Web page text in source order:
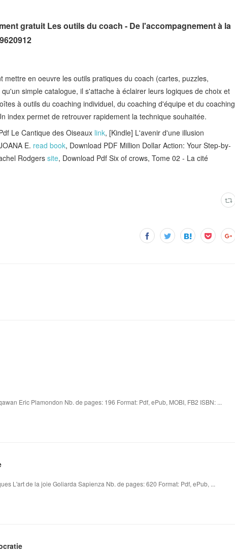
gratuit Les outils du coach - De l'accompagnement à la
en oeuvre les outils pratiques du coach (cartes, puzzles,
simple catalogue, il s'attache à éclairer leurs logiques de choix et
à outils du coaching individuel, du coaching d'équipe et du coaching
index permet de retrouver rapidement la technique souhaitée.
Le Cantique des Oiseaux link, [Kindle] L'avenir d'une illusion
E. read book, Download PDF Million Dollar Action: Your Step-by-
Rodgers site, Download Pdf Six of crows, Tome 02 - La cité
Eric Plamondon Nb. de pages: 196 Format: Pdf, ePub, MOBI, FB2 ISBN: ...
L'art de la joie Goliarda Sapienza Nb. de pages: 620 Format: Pdf, ePub, ...